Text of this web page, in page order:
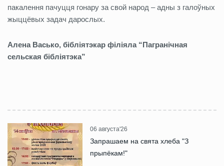
пакалення пачуцця гонару за свой народ – адны з галоўных
жыццёвых задач дарослых.
Алена Васько, бібліятэкар філіяла “Пагранічная
сельская бібліятэка”
06 августа'26
Запрашаем на свята хлеба "З
прыпёкам!"